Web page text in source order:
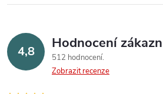
v
k
y4,8 Hodnocení
512 hodnocení
Zobrazit recenze